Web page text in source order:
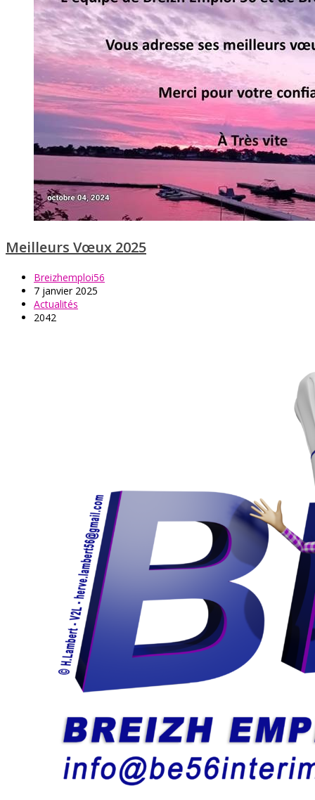
Meilleurs Vœux 2025
Breizhemploi56
7 janvier 2025
Actualités
2042